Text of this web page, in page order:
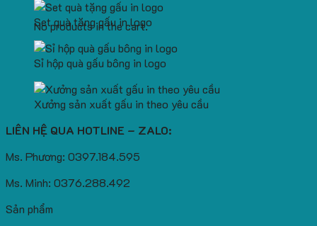
No products in the cart.
Set quà tặng gấu in logo
Sỉ hộp quà gấu bông in logo
Xưởng sản xuất gấu in theo yêu cầu
LIÊN HỆ QUA HOTLINE – ZALO:
Ms. Phương: 0397.184.595
Ms. Minh: 0376.288.492
Sản phẩm